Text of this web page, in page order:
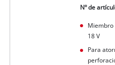
Bombas sumergibles para aguas
Nº de
Miembro
18 V
Para